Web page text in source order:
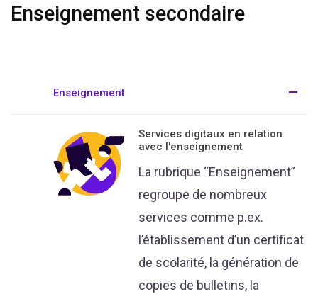
Enseignement secondaire
Enseignement
Services digitaux en relation
avec l'enseignement
La rubrique “Enseignement”
regroupe de nombreux
services comme p.ex.
l’établissement d’un certificat
de scolarité, la génération de
copies de bulletins, la